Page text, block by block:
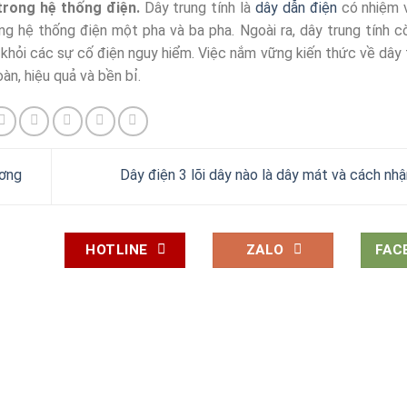
hệ thống điện.Dây trung tính làdây dẫn điệncó nhiệm
hệ thống điện một pha và ba pha. Ngoài ra, dây trung tính
các sự cố điện nguy hiểm. Việc nắm vững kiến thức về
hiệu quả và bền bỉ.
Dây điện 3 lõi dây nào là dây mát và cách
HOTLINE ZALO